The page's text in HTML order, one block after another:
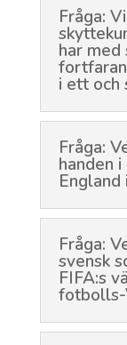
Fråga:
har med
i ett och
Fråga:
handen
England
Fråga:
svensk
FIFA:s
fotbolls-